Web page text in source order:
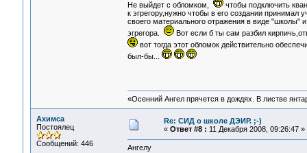
Не выйдет с обломком,
чтобы подключить
к эгрегору,нужно чтобы в его создании принимал
своего материального отражения в виде
эгрегора.
Вот если б ты сам разбил
вот тогда этот обломок действительно
был-бы...
«Осенний Ангел прячется в дождях. В листве
Ахимса
Постоялец
Сообщений: 446
Re: СИД о школе ДЭИР. ;-)
« Ответ #8 : 11 Декабря 2008, 09:26:47 »
Ангелу